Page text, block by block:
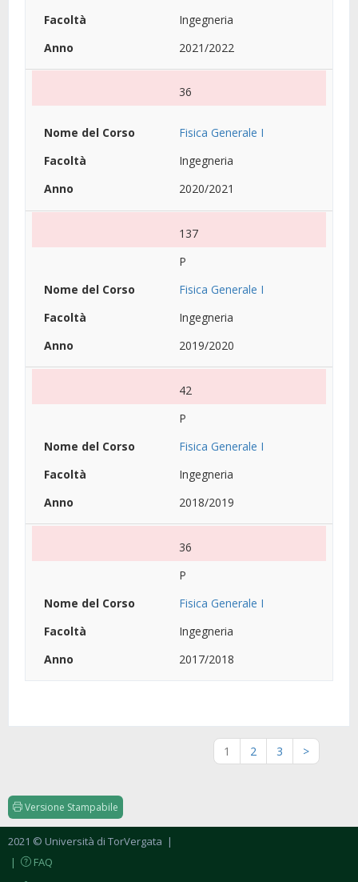
Ingegneria
2021/2022
36
Fisica Generale I
Ingegneria
2020/2021
137
P
Fisica Generale I
Ingegneria
2019/2020
42
P
Fisica Generale I
Ingegneria
2018/2019
36
P
Fisica Generale I
Ingegneria
2017/2018
1 2 3 >
Versione Stampabile
2021 © Università di TorVergata
|
FAQ
|